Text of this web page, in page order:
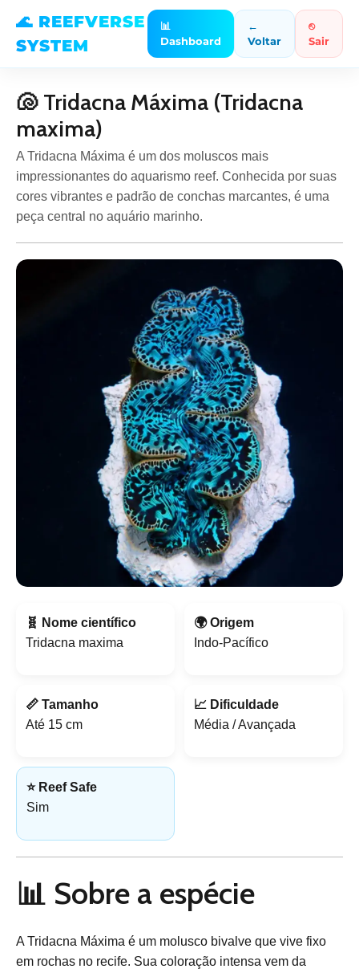
🌊 REEFVERSE
SYSTEM
📊
Dashboard
←
Voltar
⎋
Sair
🐚 Tridacna Máxima (Tridacna
maxima)
A Tridacna Máxima é um dos moluscos mais
impressionantes do aquarismo reef. Conhecida por suas
cores vibrantes e padrão de conchas marcantes, é uma
peça central no aquário marinho.
🧬 Nome científico
Tridacna maxima
🌍 Origem
Indo-Pacífico
📏 Tamanho
Até 15 cm
📈 Dificuldade
Média / Avançada
⭐ Reef Safe
Sim
📊 Sobre a espécie
A Tridacna Máxima é um molusco bivalve que vive fixo
em rochas no recife. Sua coloração intensa vem da